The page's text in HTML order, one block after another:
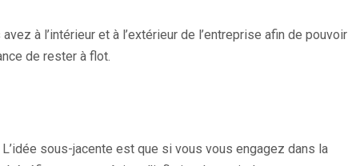
à l’intérieur et à l’extérieur de l’entreprise afin de pouvoir
de rester à flot.
sous-jacente est que si vous vous engagez dans la